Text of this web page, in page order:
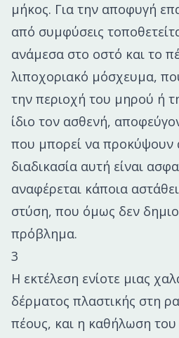
μήκος. Για την αποφυγή
από συμφύσεις
ανάμεσα στο οστό και το
λιποχοριακό μόσχευμα,
την περιοχή του μηρού ή
ίδιο τον ασθενή,
που μπορεί να προκύψουν
διαδικασία αυτή είναι
αναφέρεται κάποια
στύση, που όμως δεν
πρόβλημα.
3
Η εκτέλεση ενίοτε μιας
δέρματος πλαστικής στη
πέους, και η καθήλωση